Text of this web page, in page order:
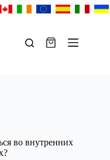
Корзина
во внутренних